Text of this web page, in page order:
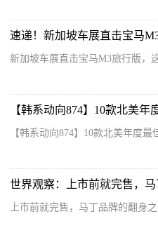
新加坡车展直击宝马M3旅行版，
【韩系动向874】10款北美年
【韩系动向874】10款北美年度最
世界观察：上市前就完售，马
上市前就完售，马丁品牌的翻身之